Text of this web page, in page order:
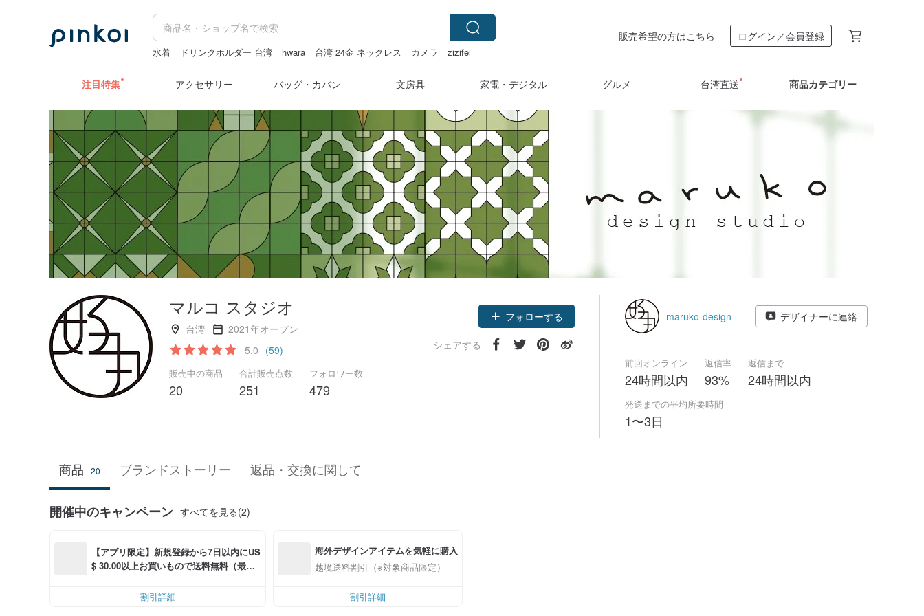
水着 ドリンクホルダー 台湾 hwara 台湾 24金 ネックレス カメラ
zizifei
販売希望の方はこちら ログイン／会員登録
注目特集 アクセサリー バッグ・カバン 文房具 家電・デジタル グルメ 台湾直送 商品カテゴリー
マルコ スタジオ
台湾
2021年オープン
5.0 (59)
販売中の商品
20
合計販売点数
251
フォロワー数
479
フォローする
シェアする
maruko-design デザイナーに連絡
前回オンライン
24時間以内
返信率
93%
返信まで
24時間以内
発送までの平均所要時間
1〜3日
商品 20 ブランドストーリー 返品・交換に関して
開催中のキャンペーン すべてを見る(2)
【アプリ限定】新規登録から7日以内にUS
$ 30.00以上お買いもので送料無料（最大U
割引詳細
海外デザインアイテムを気軽に購入
越境送料割引（※対象商品限定）
割引詳細